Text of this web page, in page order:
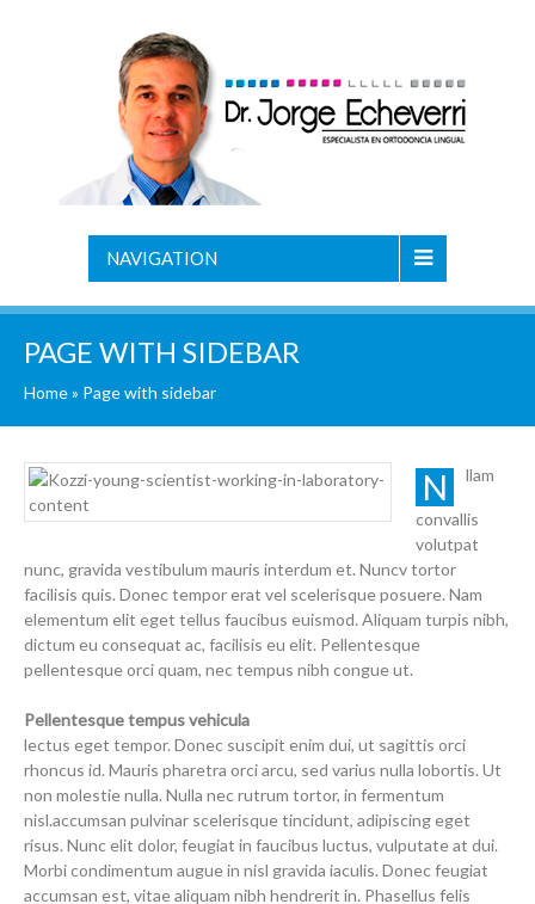
NAVIGATION
PAGE WITH SIDEBAR
Home» Page with sidebar
N llam
convallis
volutpat
nunc, gravida vestibulum mauris interdum et. Nuncv tortor
facilisis quis. Donec tempor erat vel scelerisque posuere. Nam
elementum elit eget tellus faucibus euismod. Aliquam turpis nibh,
dictum eu consequat ac, facilisis eu elit. Pellentesque
pellentesque orci quam, nec tempus nibh congue ut.
Pellentesque tempus vehicula
lectus eget tempor. Donec suscipit enim dui, ut sagittis orci
rhoncus id. Mauris pharetra orci arcu, sed varius nulla lobortis. Ut
non molestie nulla. Nulla nec rutrum tortor, in fermentum
nisl.accumsan pulvinar scelerisque tincidunt, adipiscing eget
risus. Nunc elit dolor, feugiat in faucibus luctus, vulputate at dui.
Morbi condimentum augue in nisl gravida iaculis. Donec feugiat
accumsan est, vitae aliquam nibh hendrerit in. Phasellus felis